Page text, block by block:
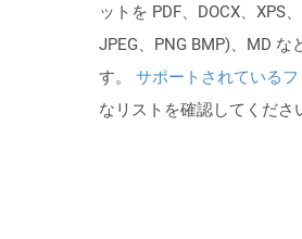
ットを PDF、DOCX、XPS
JPEG、PNG BMP)、MD な
す。 サポートされている
なリストを確認してくださ